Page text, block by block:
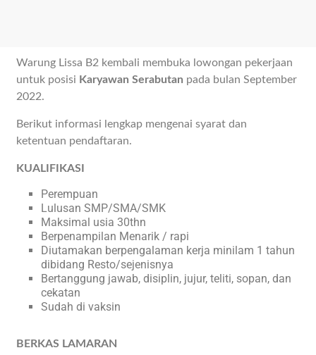
Warung Lissa B2 kembali membuka lowongan pekerjaan
untuk posisi Karyawan Serabutan pada bulan September
2022.
Berikut informasi lengkap mengenai syarat dan
ketentuan pendaftaran.
KUALIFIKASI
Perempuan
Lulusan SMP/SMA/SMK
Maksimal usia 30thn
Berpenampilan Menarik / rapi
Diutamakan berpengalaman kerja minilam 1 tahun
dibidang Resto/sejenisnya
Bertanggung jawab, disiplin, jujur, teliti, sopan, dan
cekatan
Sudah di vaksin
BERKAS LAMARAN